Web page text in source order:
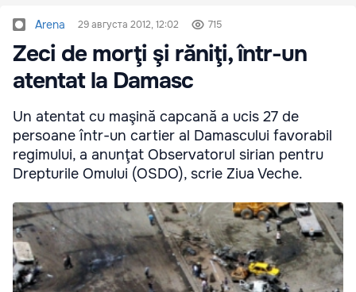
Arena 29 августа 2012, 12:02 715
Zeci de morţi şi răniţi, într-un
atentat la Damasc
Un atentat cu maşină capcană a ucis 27 de
persoane într-un cartier al Damascului favorabil
regimului, a anunţat Observatorul sirian pentru
Drepturile Omului (OSDO), scrie Ziua Veche.